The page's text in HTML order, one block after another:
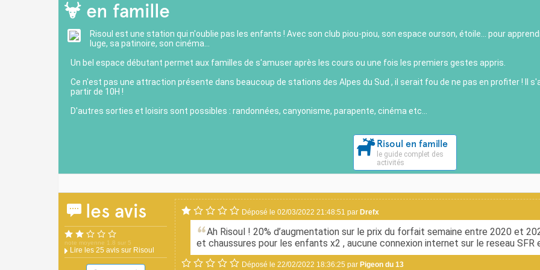
en famille
Risoul est une station qui n'oublie pas les enfants ! Avec son club piou-piou, son espace ourson, étoile... pour
luge, sa patinoire, son cinéma...
Un bel espace débutant permet aux familles de s'amuser après les cours ou une fois les premiers gestes appris.
Ce n'est pas une attraction présente dans beaucoup de stations des Alpes du Sud , il serait fou de ne pas en profiter ! Il
partir de 10H !
D'autres sorties et loisirs sont possibles : randonnées, canyonisme, parapente, cinéma etc...
Risoul en famille
le guide complet des
activités
les avis
note moyenne 1.8 sur 5
Lire les 25 avis sur Risoul
Déposé le 02/03/2022 21:48:51 par Drefx
Ah Risoul ! 20% d’augmentation sur le prix du forfait semaine entre 2020 et
et chaussures pour les enfants x2 , aucune connexion internet sur le reseau SFR
Déposé le 22/02/2022 18:36:25 par Pigeon du 13